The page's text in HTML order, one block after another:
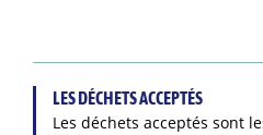
LES DÉCHETS ACCEPTÉS
Les déchets acceptés sont